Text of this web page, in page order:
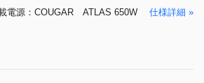
電源：COUGAR ATLAS 650W 仕様詳細 »